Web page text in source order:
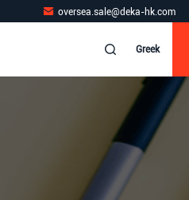
oversea.sale@deka-hk.com
Greek